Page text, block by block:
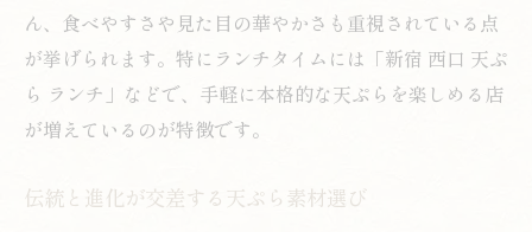
ん、食べやすさや見た目の華やかさも重視されている点
が挙げられます。特にランチタイムには「新宿 西口 天ぷ
ら ランチ」などで、手軽に本格的な天ぷらを楽しめる店
が増えているのが特徴です。
伝統と進化が交差する天ぷら素材選び